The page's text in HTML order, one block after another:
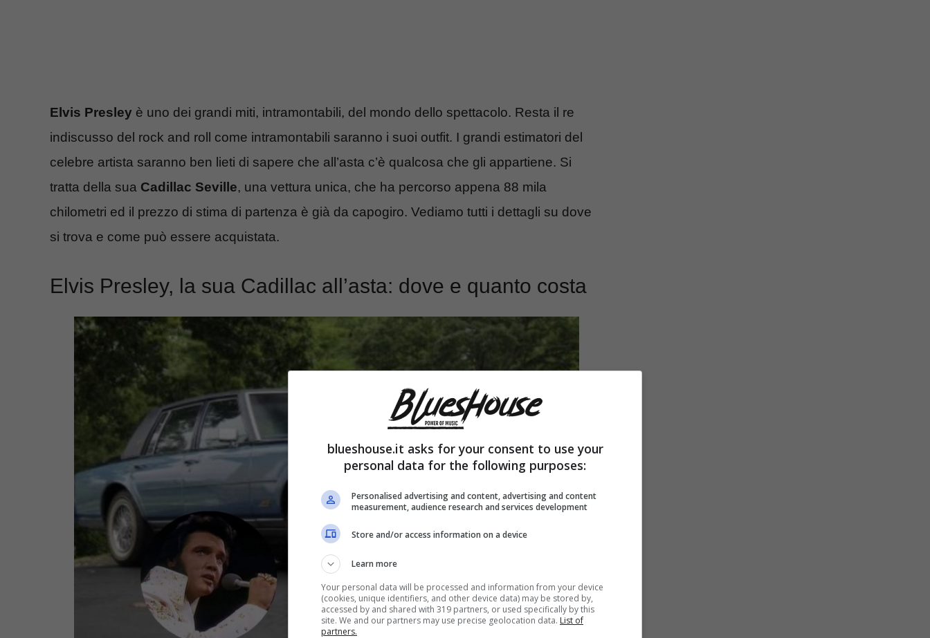
Elvis Presley è uno dei grandi miti, intramontabili, del mondo dello spettacolo. Resta il re
indiscusso del rock and roll come intramontabili saranno i suoi outfit. I grandi estimatori del
celebre artista saranno ben lieti di sapere che all’asta c’è qualcosa che gli appartiene. Si
tratta della sua Cadillac Seville, una vettura unica, che ha percorso appena 88 mila
chilometri ed il prezzo di stima di partenza è già da capogiro. Vediamo tutti i dettagli su dove
si trova e come può essere acquistata.
Elvis Presley, la sua Cadillac all’asta: dove e quanto costa
blueshouse.it asks for your consent to use your
personal data for the following purposes:
Personalised advertising and content, advertising and content
measurement, audience research and services development
Store and/or access information on a device
Learn more
Your personal data will be processed and information from your device
(cookies, unique identifiers, and other device data) may be stored by,
accessed by and shared with 319 partners, or used specifically by this
site. We and our partners may use precise geolocation data. List of
partners.